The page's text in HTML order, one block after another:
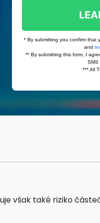
však také riziko